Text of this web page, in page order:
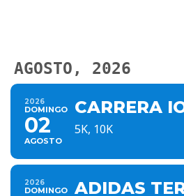
AGOSTO, 2026
2026
DOMINGO
02
AGOSTO
CARRERA
5K, 10K
2026
DOMINGO
ADIDAS